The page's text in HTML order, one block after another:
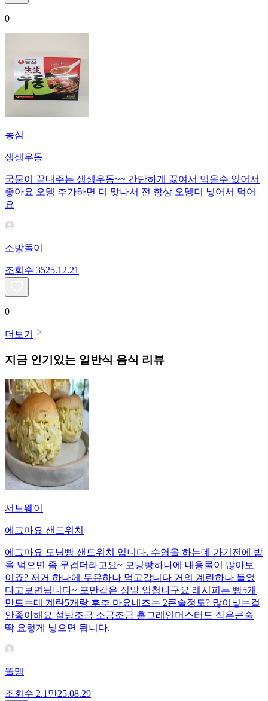
0
농심
생생우동
국물이 끝내주는 생생우동~~ 간단하게 끓여서 먹을수 있어서
좋아요 오뎅 추가하면 더 맛나서 전 항상 오뎅더 넣어서 먹어
요
소방돌이
조회수 3525.12.21
0
더보기
지금 인기있는 일반식 음식 리뷰
서브웨이
에그마요 샌드위치
에그마요 모닝빵 샌드위치 입니다. 수영을 하는데 가기전에 밥
을 먹으면 좀 무겁더라고요~ 모닝빵하나에 내용물이 많아보
이죠? 저거 하나에 두유하나 먹고갑니다 거의 계란하나 들었
다고보면됩니다~ 포만감은 정말 엄청나구요 레시피는 빵5개
만드는데 계란5개랑 후추 마요네즈는 2큰술정도? 많이넣는걸
안좋아해요 설탕조금 소금조금 홀그레인머스터드 작은큰술
딱 요렇게 넣으면 됩니다.
똘맹
조회수 2.1만25.08.29